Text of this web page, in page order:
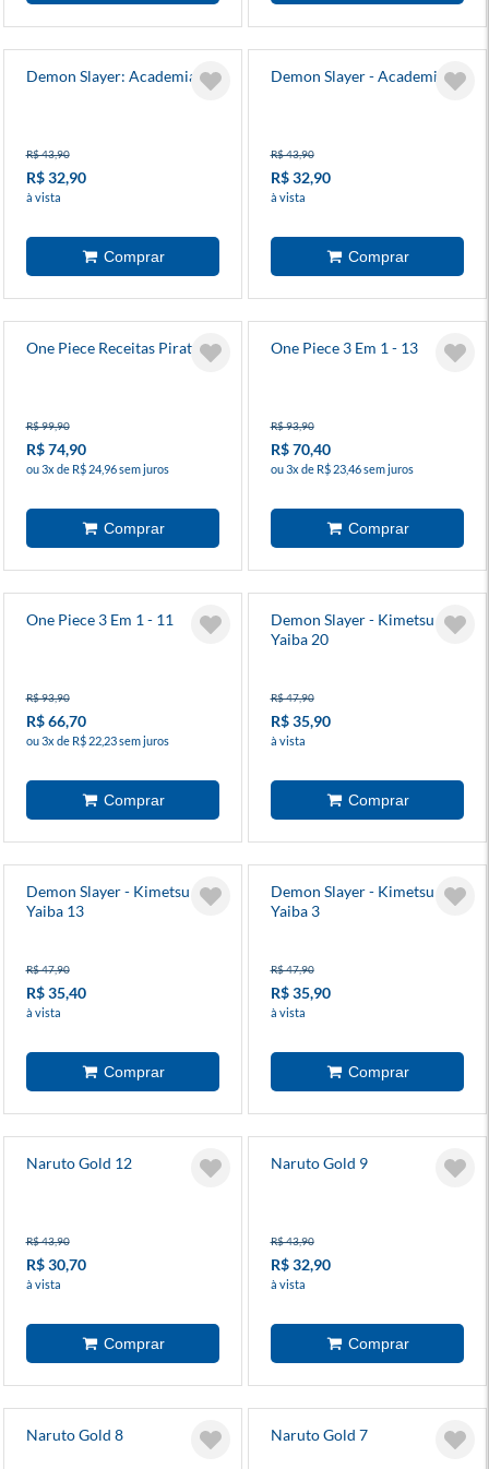
Demon Slayer: Academia 5
R$ 43,90
R$ 32,90
à vista
Demon Slayer - Academia 4
R$ 43,90
R$ 32,90
à vista
One Piece Receitas Piratas 1
R$ 99,90
R$ 74,90
ou 3x de R$ 24,96 sem juros
One Piece 3 Em 1 - 13
R$ 93,90
R$ 70,40
ou 3x de R$ 23,46 sem juros
One Piece 3 Em 1 - 11
R$ 93,90
R$ 66,70
ou 3x de R$ 22,23 sem juros
Demon Slayer - Kimetsu No
Yaiba 20
R$ 47,90
R$ 35,90
à vista
Demon Slayer - Kimetsu No
Yaiba 13
R$ 47,90
R$ 35,40
à vista
Demon Slayer - Kimetsu No
Yaiba 3
R$ 47,90
R$ 35,90
à vista
Naruto Gold 12
R$ 43,90
R$ 30,70
à vista
Naruto Gold 9
R$ 43,90
R$ 32,90
à vista
Naruto Gold 8 Naruto Gold 7